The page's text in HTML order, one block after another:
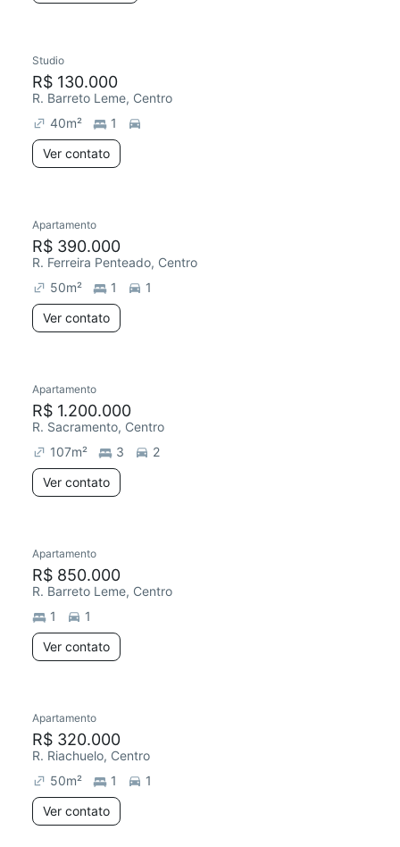
Studio
R$ 130.000
R. Barreto Leme, Centro
40m²
1
Ver contato
Apartamento
R$ 390.000
R. Ferreira Penteado, Centro
50m² 1
1
Ver contato
Apartamento
R$ 1.200.000
R. Sacramento, Centro
107m² 3
2
Ver contato
Apartamento
R$ 850.000
R. Barreto Leme, Centro
1
1
Ver contato
Apartamento
R$ 320.000
R. Riachuelo, Centro
50m² 1
1
Ver contato